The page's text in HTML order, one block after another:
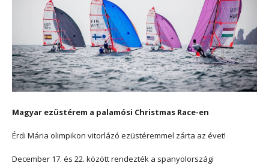
Magyar ezüstérem a palamósi Christmas Race-en
Érdi Mária olimpikon vitorlázó ezüstéremmel zárta az évet!
December 17. és 22. között rendezték a spanyolországi